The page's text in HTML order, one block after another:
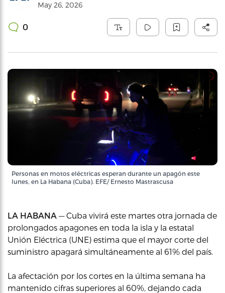
May 26, 2026
0
Personas en motos eléctricas esperan durante un apagón este
lunes, en La Habana (Cuba). EFE/ Ernesto Mastrascusa
LA HABANA — Cuba vivirá este martes otra jornada de
prolongados apagones en toda la isla y la estatal
Unión Eléctrica (UNE) estima que el mayor corte del
suministro apagará simultáneamente al 61% del país.
La afectación por los cortes en la última semana ha
mantenido cifras superiores al 60%, dejando cada